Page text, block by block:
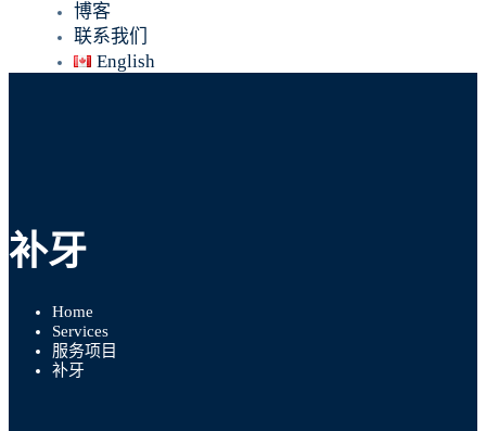
博客
联系我们
English
补牙
Home
Services
服务项目
补牙